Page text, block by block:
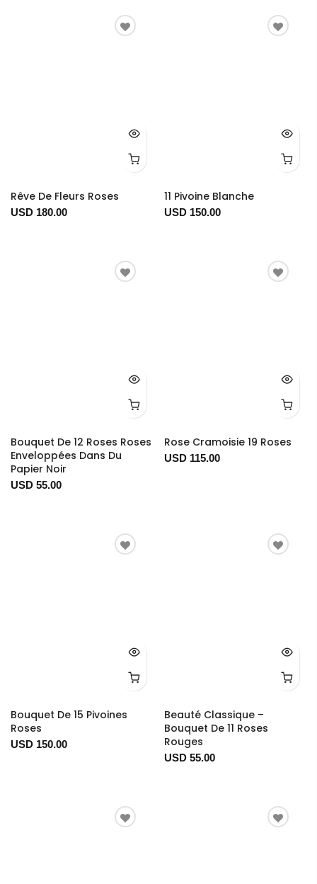
Rêve De Fleurs Roses
USD 180.00
11 Pivoine Blanche
USD 150.00
Bouquet De 12 Roses Roses
Enveloppées Dans Du
Papier Noir
USD 55.00
Rose Cramoisie 19 Roses
USD 115.00
Bouquet De 15 Pivoines
Roses
USD 150.00
Beauté Classique –
Bouquet De 11 Roses
Rouges
USD 55.00